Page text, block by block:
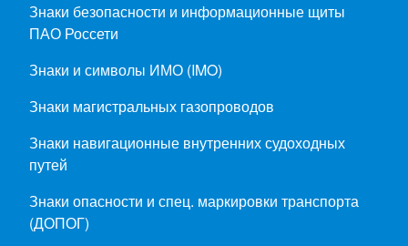
Знаки безопасности и информационные щиты
ПАО Россети
Знаки и символы ИМО (IMO)
Знаки магистральных газопроводов
Знаки навигационные внутренних судоходных
путей
Знаки опасности и спец. маркировки транспорта
(ДОПОГ)